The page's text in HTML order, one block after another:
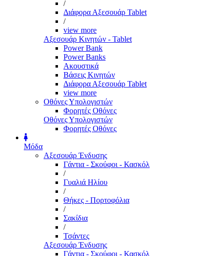
/
Διάφορα Αξεσουάρ Tablet
/
view more
Αξεσουάρ Κινητών - Tablet
Power Bank
Power Banks
Ακουστικά
Βάσεις Κινητών
Διάφορα Αξεσουάρ Tablet
view more
Οθόνες Υπολογιστών
Φορητές Οθόνες
Οθόνες Υπολογιστών
Φορητές Οθόνες
Μόδα
Αξεσουάρ Ένδυσης
Γάντια - Σκούφοι - Κασκόλ
/
Γυαλιά Ηλίου
/
Θήκες - Πορτοφόλια
/
Σακίδια
/
Τσάντες
Αξεσουάρ Ένδυσης
Γάντια - Σκούφοι - Κασκόλ